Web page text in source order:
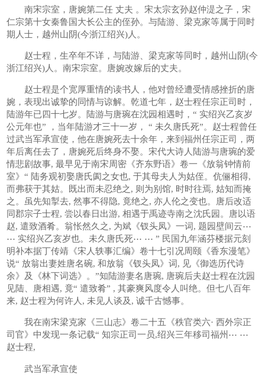
南宋宗室，唐婉第二任 丈夫 。宋太宗玄孙赵仲湜之子，宋
仁宗第十女秦鲁国大长公主的侄孙。与陆游、梁克家等属于同时
期人士，越州山阴(今浙江绍兴)人。
赵士程，生卒年不详，与陆游、梁克家等同时，越州山阴(今
浙江绍兴)人。南宋宗室。唐婉改嫁后的丈夫。
赵士程是个宽厚重情的读书人，他对曾经遭受情感挫折的唐
婉，表现出诚挚的同情与谅解。乾道七年，赵士程任宗正司时，
陆游年已四十七岁。陆游与唐琬在沈园相遇时，“ 实绍兴乙亥岁
公元年也” ，当年陆游才三十一岁， “ 未久唐氏死”。赵士程曾任
过武当军承宣使，他在唐婉死去十余年，来到福州任宗正司，两
年后离任去了，唐婉死后终身不娶。宋代大诗人陆游与唐琬的爱
情悲剧故事, 最早见于南宋周密《齐东野语》卷一《放翁钟情前
室》“ 陆务观初娶唐氏阂之女也, 于其母夫人为姑侄。伉俪相得,
而弗获于其姑。既出而未忍绝之, 则为别馆, 时时往焉, 姑知而掩
之。虽先知掣去, 然事不得隐, 竟绝之, 亦人伦之变也。唐后改适
同郡宗子士程, 尝以春日出游, 相遇于禹迹寺南之沈氏园。唐以语
赵, 遣致酒肴。翁怅然久之, 为斌《钗头凤》一词, 题园壁间云⋯
⋯ 实绍兴乙亥岁也。未久唐氏死⋯ ⋯ ” 民国九年涵芬楼据元刻
明补本据丁传靖《宋人轶事汇编》卷十七引况周颐《香东漫笔》
说“ 放翁出妻姓唐名碗, 和放翁《钗头凤》词, 见《御选历代诗
余》及《林下词选》。”知陆游妻名唐琬, 唐琬后夫赵士程在沈园
见陆、唐相遇, 竟“ 遣致肴” , 其豪爽风度令人叫绝。但七八百年
来, 赵士程为何许人, 未见人谈及, 诚千古憾事。
我在南宋梁克家《三山志》卷二十五《秩官类六· 西外宗正
司官》中发现一条记载“ 知宗正司一员,绍兴三年移司福州⋯ ⋯
赵士程,
武当军承宣使